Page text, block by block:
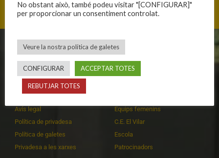
CLUB
Història
Organització
Avís legal
Política de privadesa
Política de galetes
Privadesa a les xarxes
EQUIPS
Primer equip masculí
Equips femenins
C.E. El Vilar
Escola
Patrocinadors
No obstant això, també podeu visitar "[CONFIGURAR]"
per proporcionar un consentiment controlat.
Veure la nostra política de galetes
CONFIGURAR ACCEPTAR TOTES
REBUTJAR TOTES